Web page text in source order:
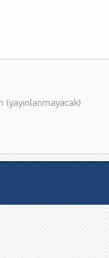
(yayınlanmayacak)